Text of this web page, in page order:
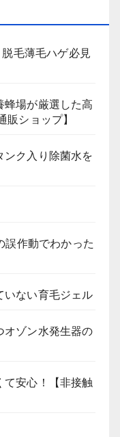
毛薄毛ハゲ必見
蜂場が厳選した高
販ショップ】
ンク入り除菌水を
誤作動でわかった
いない育毛ジェル
オゾン水発生器の
て安心！【非接触